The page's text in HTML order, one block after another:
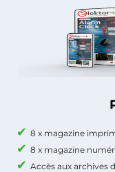
8 x magazine
8 x magazine
Accès aux archives